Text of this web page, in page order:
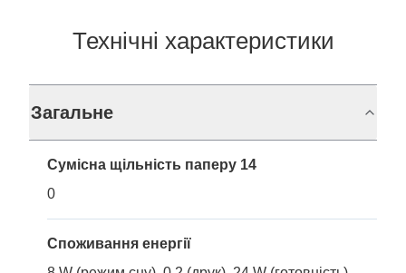
Технічні характеристики
Загальне
Сумісна щільність паперу 14
0
Споживання енергії